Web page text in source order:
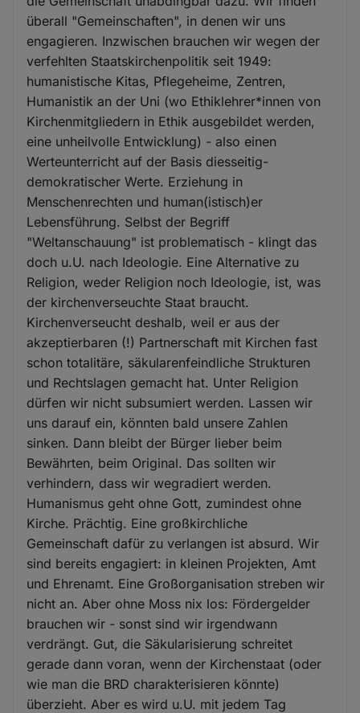
überall "Gemeinschaften", in denen wir uns
engagieren. Inzwischen brauchen wir wegen der
verfehlten Staatskirchenpolitik seit 1949:
humanistische Kitas, Pflegeheime, Zentren,
Humanistik an der Uni (wo Ethiklehrer*innen von
Kirchenmitgliedern in Ethik ausgebildet werden,
eine unheilvolle Entwicklung) - also einen
Werteunterricht auf der Basis diesseitig-
demokratischer Werte. Erziehung in
Menschenrechten und human(istisch)er
Lebensführung. Selbst der Begriff
"Weltanschauung" ist problematisch - klingt das
doch u.U. nach Ideologie. Eine Alternative zu
Religion, weder Religion noch Ideologie, ist, was
der kirchenverseuchte Staat braucht.
Kirchenverseucht deshalb, weil er aus der
akzeptierbaren (!) Partnerschaft mit Kirchen fast
schon totalitäre, säkularenfeindliche Strukturen
und Rechtslagen gemacht hat. Unter Religion
dürfen wir nicht subsumiert werden. Lassen wir
uns darauf ein, könnten bald unsere Zahlen
sinken. Dann bleibt der Bürger lieber beim
Bewährten, beim Original. Das sollten wir
verhindern, dass wir wegradiert werden.
Humanismus geht ohne Gott, zumindest ohne
Kirche. Prächtig. Eine großkirchliche
Gemeinschaft dafür zu verlangen ist absurd. Wir
sind bereits engagiert: in kleinen Projekten, Amt
und Ehrenamt. Eine Großorganisation streben wir
nicht an. Aber ohne Moss nix los: Fördergelder
brauchen wir - sonst sind wir irgendwann
verdrängt. Gut, die Säkularisierung schreitet
gerade dann voran, wenn der Kirchenstaat (oder
wie man die BRD charakterisieren könnte)
überzieht. Aber es wird u.U. mit jedem Tag